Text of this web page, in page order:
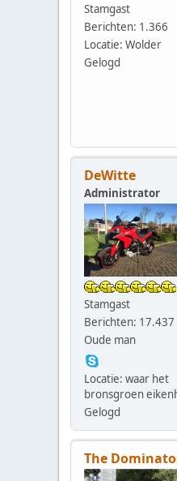
Stamgast
Berichten: 1.366
Locatie: Wolder
Gelogd
DeWitte
Administrator
Stamgast
Berichten: 17.437
Oude man
Locatie: waar het
bronsgroen
Gelogd
The